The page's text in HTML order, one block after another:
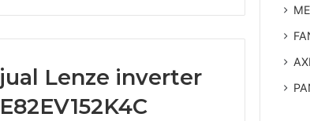
jual Lenze inverter
E82EV152K4C